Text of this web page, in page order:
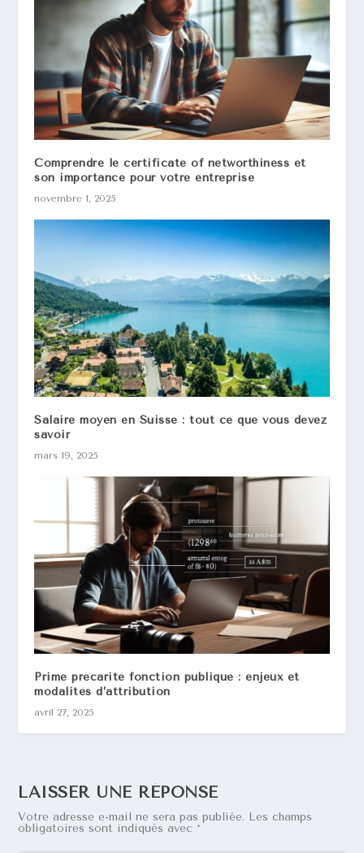
Comprendre le certificate of networthiness et
son importance pour votre entreprise
novembre 1, 2025
Salaire moyen en Suisse : tout ce que vous devez
savoir
mars 19, 2025
Prime précarité fonction publique : enjeux et
modalités d’attribution
avril 27, 2025
LAISSER UNE RÉPONSE
Votre adresse e-mail ne sera pas publiée. Les champs
obligatoires sont indiqués avec *